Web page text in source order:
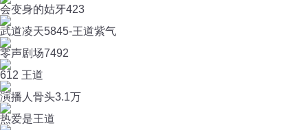
会变身的姑牙423
武道凌天5845-王道紫气
零声剧场7492
612 王道
演播人骨头3.1万
热爱是王道